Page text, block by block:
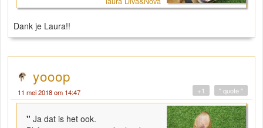
Dank je Laura!!
yooop
11 mei 2018 om 14:47 " quote "
+1
" Ja dat is het ook.